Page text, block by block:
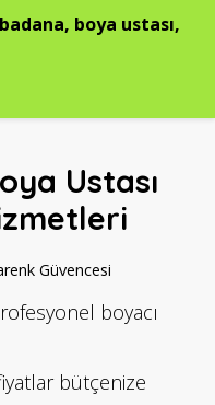
Ustası
Güvencesi
boyacı
bütçenize